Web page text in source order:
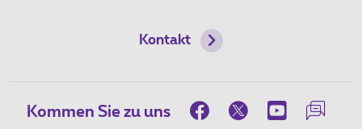
Kontakt
Kommen Sie zu uns